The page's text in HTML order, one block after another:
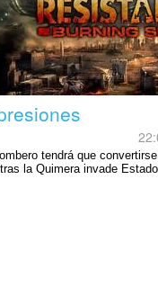
tendrá que
la Quimera invade